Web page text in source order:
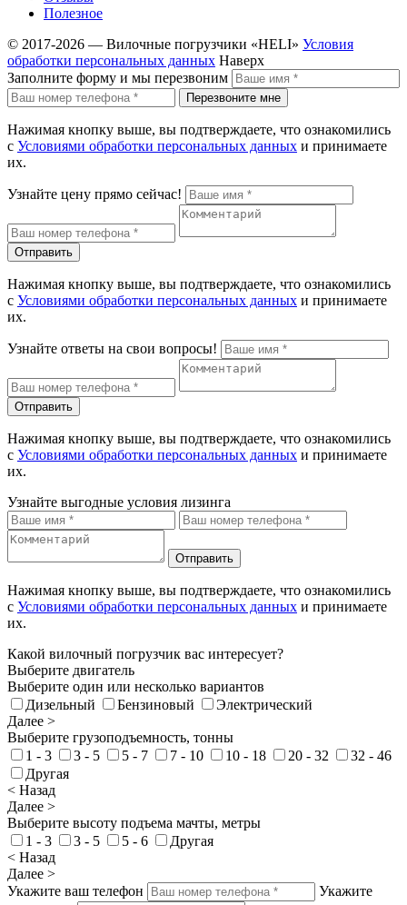
Полезное
© 2017-2026 — Вилочные погрузчики «HELI» Условия
обработки персональных данных Наверх
Заполните форму и мы перезвоним
Перезвоните мне
Нажимая кнопку выше, вы подтверждаете, что ознакомились
с Условиями обработки персональных данных и принимаете
их.
Узнайте цену прямо сейчас!
Отправить
Нажимая кнопку выше, вы подтверждаете, что ознакомились
с Условиями обработки персональных данных и принимаете
их.
Узнайте ответы на свои вопросы!
Отправить
Нажимая кнопку выше, вы подтверждаете, что ознакомились
с Условиями обработки персональных данных и принимаете
их.
Узнайте выгодные условия лизинга
Отправить
Нажимая кнопку выше, вы подтверждаете, что ознакомились
с Условиями обработки персональных данных и принимаете
их.
Какой вилочный погрузчик вас интересует?
Выберите двигатель
Выберите один или несколько вариантов
Дизельный
Бензиновый
Электрический
Далее >
Выберите грузоподъемность, тонны
1 - 3
3 - 5 5 - 7 7 - 10 10 - 18 20 - 32
32 - 46
Другая
< Назад
Далее >
Выберите высоту подъема мачты, метры
1 - 3
3 - 5 5 - 6
Другая
< Назад
Далее >
Укажите ваш телефон
Укажите